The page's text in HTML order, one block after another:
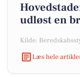
udløst en
Kilde:
Læs hele